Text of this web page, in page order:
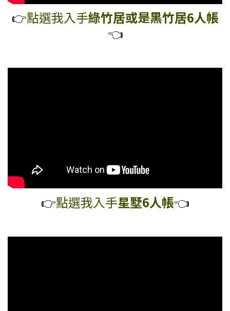
👉️點選我入手綠竹居或是黑竹居6人帳
👈️
👉️點選我入手星墅6人帳👈️